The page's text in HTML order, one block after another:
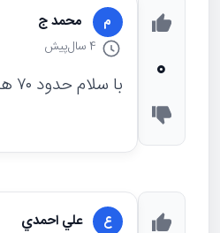
0
م محمد ج
4 سال پیش
با سلام حدود ۷۰ هزار تومن
ع علي احمدي